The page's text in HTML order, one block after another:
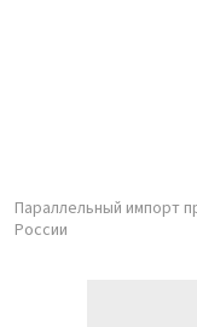
Параллельный импорт
России